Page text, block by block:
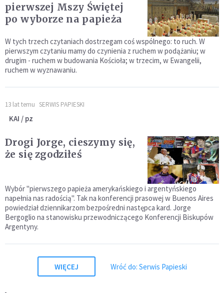
pierwszej Mszy Świętej
po wyborze na papieża
W tych trzech czytaniach dostrzegam coś wspólnego: to ruch. W
pierwszym czytaniu mamy do czynienia z ruchem w podążaniu; w
drugim - ruchem w budowania Kościoła; w trzecim, w Ewangelii,
ruchem w wyznawaniu.
13 lat temu SERWIS PAPIESKI
KAI / pz
Drogi Jorge, cieszymy się,
że się zgodziłeś
Wybór "pierwszego papieża amerykańskiego i argentyńskiego
napełnia nas radością". Tak na konferencji prasowej w Buenos Aires
powiedział dziennikarzom bezpośredni następca kard. Jorge
Bergoglio na stanowisku przewodniczącego Konferencji Biskupów
Argentyny.
WIĘCEJ Wróć do: Serwis Papieski